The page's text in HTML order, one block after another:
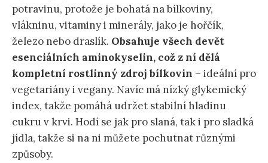
potravinu, protože je bohatá na bílkoviny,
vlákninu, vitaminy i minerály, jako je hořčík,
železo nebo draslík. Obsahuje všech devět
esenciálních aminokyselin, což z ní dělá
kompletní rostlinný zdroj bílkovin – ideální pro
vegetariány i vegany. Navíc má nízký glykemický
index, takže pomáhá udržet stabilní hladinu
cukru v krvi. Hodí se jak pro slaná, tak i pro sladká
jídla, takže si na ni můžete pochutnat různými
způsoby.